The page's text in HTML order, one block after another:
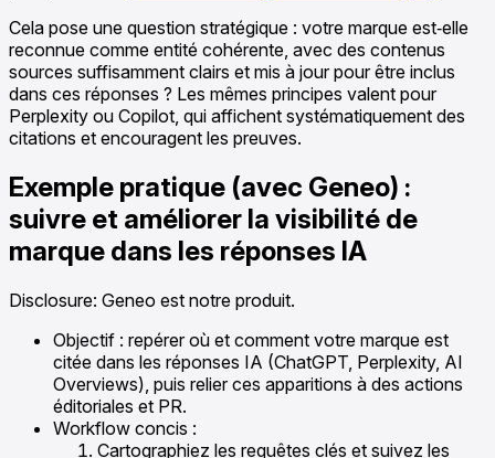
Cela pose une question stratégique : votre marque est‑elle
reconnue comme entité cohérente, avec des contenus
sources suffisamment clairs et mis à jour pour être inclus
dans ces réponses ? Les mêmes principes valent pour
Perplexity ou Copilot, qui affichent systématiquement des
citations et encouragent les preuves.
Exemple pratique (avec Geneo) :
suivre et améliorer la visibilité de
marque dans les réponses IA
Disclosure: Geneo est notre produit.
Objectif : repérer où et comment votre marque est
citée dans les réponses IA (ChatGPT, Perplexity, AI
Overviews), puis relier ces apparitions à des actions
éditoriales et PR.
Workflow concis :
Cartographiez les requêtes clés et suivez les